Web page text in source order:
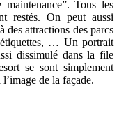
maintenance”. Tous les
restés. On peut aussi
des attractions des parcs
… Un portrait
dissimulé dans la file
se sont simplement
de la façade.